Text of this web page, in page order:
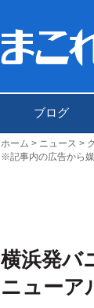
ブログ
ホーム ニュース
※記事内の広告から
横浜発バ
ニューア